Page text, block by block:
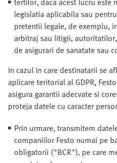
legislatia aplicabila sau
pretentii legale, de exemplu,
arbitraj sau litigii,
de asigurari de sanatate sau
In cazul in care destinatarii se
aplicare teritorial al GDPR,
asigura garantii adecvate si
proteja datele cu caracter
Prin urmare, transmitem
companiilor Festo numai pe
obligatorii ("BCR"), pe care